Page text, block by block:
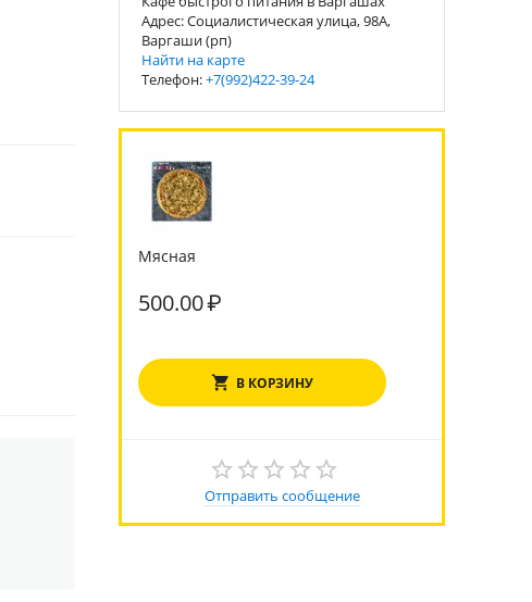
Адрес: Социалистическая улица, 98А,
Варгаши (рп)
Найти на карте
Телефон:+7(992)422-39-24
Мясная
500.00₽
В КОРЗИНУ
Отправить сообщение